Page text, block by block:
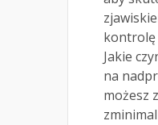
kontrolę
Jakie
na
możesz